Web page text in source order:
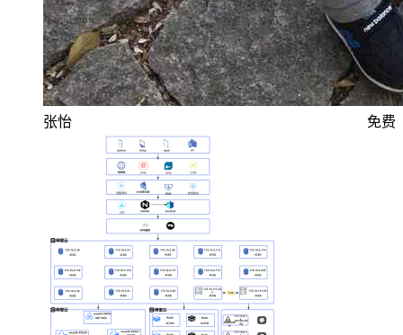
张怡 免费